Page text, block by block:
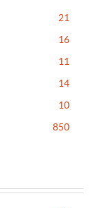
21
16
11
14
10
850